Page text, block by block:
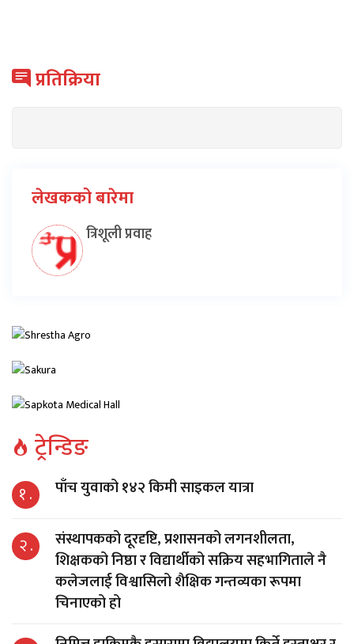
प्रतिक्रिया
लेखकको बारेमा
त्रिशूली प्रवाह
ट्रेन्डिङ
१ . पाँच युवाको १४२ किमी साइकल यात्रा
२ .
संस्थापकको दूरदृष्टि, प्रशासनको लगनशीलता,
शिक्षकको निष्ठा र विद्यार्थीको सक्रिय सहभागिताले नै
कलेजलाई विश्वासिलो शैक्षिक गन्तव्यका रूपमा
चिनाएको हो